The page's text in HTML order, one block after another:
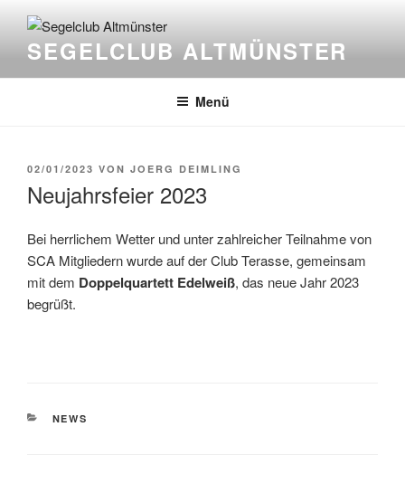
Inhalt
springenSEGELCLUB ALTMÜNSTER
Menü
VERÖFFENTLICHT
02/01/2023 VON JOERG DEIMLING
Neujahrsfeier 2023
Bei herrlichem Wetter und unter zahlreicher Teilnahme von
SCA Mitgliedern wurde auf der Club Terasse, gemeinsam
mit dem Doppelquartett Edelweiß, das neue Jahr 2023
begrüßt.
KATEGORIEN
NEWS